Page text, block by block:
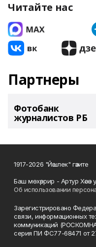
Читайте нас
Партнеры
Фотобанк
журналистов РБ
1917-2026 "Йәшлек" гәзите
Баш мөхәррир - Артур Хәсән
Об использовании
Зарегистрировано
связи, информационных
коммуникаций
серия ПИ ФС77-68471 от